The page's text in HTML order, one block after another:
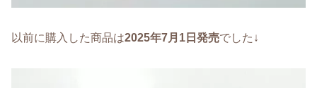
以前に購入した商品は2025年7月1日発売でした↓